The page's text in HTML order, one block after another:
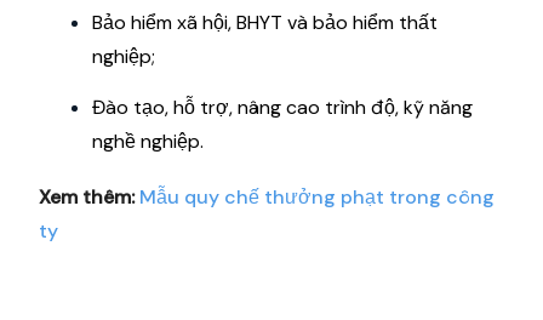
Bảo hiểm xã hội, BHYT và bảo hiểm thất
nghiệp;
Đào tạo, hỗ trợ, nâng cao trình độ, kỹ năng
nghề nghiệp.
Xem thêm: Mẫu quy chế thưởng phạt trong công
ty